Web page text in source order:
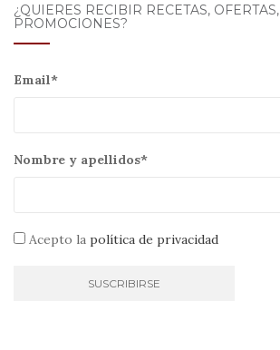
¿QUIERES RECIBIR RECETAS, OFERTAS,
PROMOCIONES?
Email*
Nombre y apellidos*
Acepto la política de privacidad